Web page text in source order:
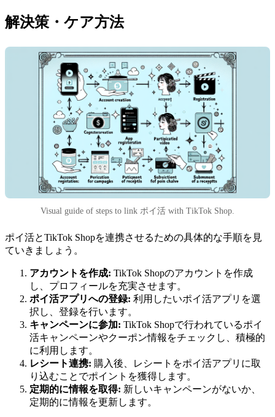
解決策・ケア方法
Visual guide of steps to link ポイ活 with TikTok Shop.
ポイ活とTikTok Shopを連携させるための具体的な手順を見
ていきましょう。
アカウントを作成: TikTok Shopのアカウントを作成
し、プロフィールを充実させます。
ポイ活アプリへの登録: 利用したいポイ活アプリを選
択し、登録を行います。
キャンペーンに参加: TikTok Shopで行われているポイ
活キャンペーンやクーポン情報をチェックし、積極的
に利用します。
レシート連携: 購入後、レシートをポイ活アプリに取
り込むことでポイントを獲得します。
定期的に情報を取得: 新しいキャンペーンがないか、
定期的に情報を更新します。